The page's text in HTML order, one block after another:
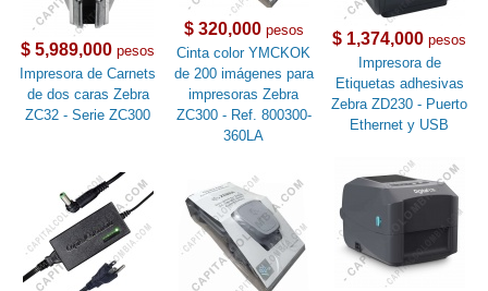
$ 5,989,000 pesos
Impresora de Carnets
de dos caras Zebra
ZC32 - Serie ZC300
$ 320,000pesos
Cinta color YMCKOK
de 200 imágenes para
impresoras Zebra
ZC300 - Ref. 800300-
360LA
$ 1,374,000 pesos
Impresora de
Etiquetas adhesivas
Zebra ZD230 - Puerto
Ethernet y USB